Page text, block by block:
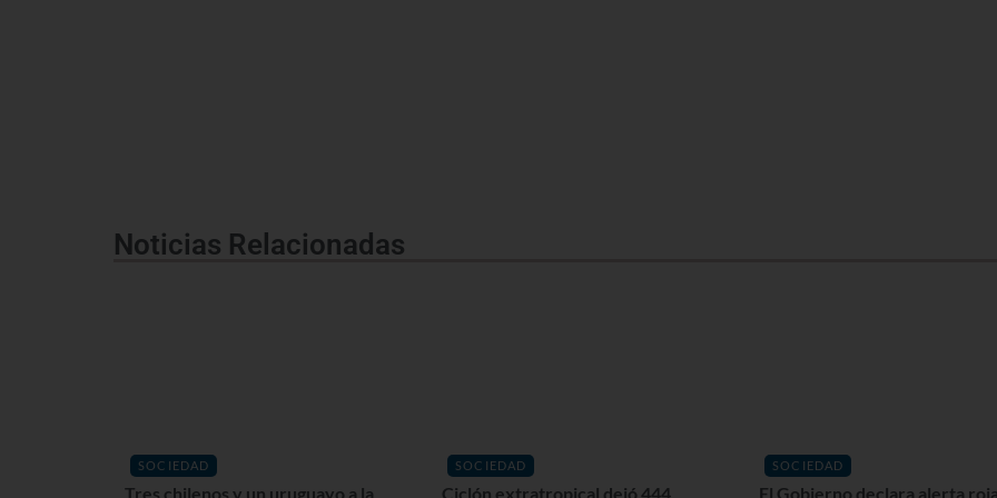
Noticias Relacionadas
SOCIEDAD
Tres chilenos y un uruguayo a la
SOCIEDAD
Ciclón extratropical dejó 444
SOCIEDAD
El Gobierno declara alerta